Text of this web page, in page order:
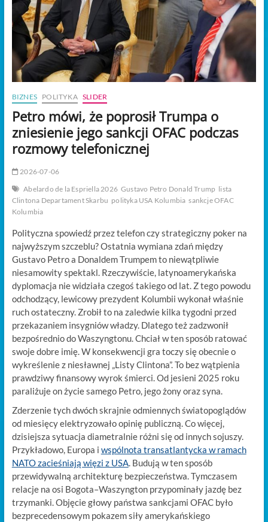
o
n
BIZNES POLITYKA SLIDER
Petro mówi, że poprosił Trumpa o
zniesienie jego sankcji OFAC podczas
rozmowy telefonicznej
2026-07-06
Abelardo de la Espriella 2026 Gustavo Petro Donald Trump lista
Clintona Departament Skarbu polityka USA Kolumbia sankcje OFAC
Kolumbia
Polityczna spowiedź przez telefon czy strategiczny poker na
najwyższym szczeblu? Ostatnia wymiana zdań między
Gustavo Petro a Donaldem Trumpem to niewątpliwie
niesamowity spektakl. Rzeczywiście, latynoamerykańska
dyplomacja nie widziała czegoś takiego od lat. Z tego powodu
odchodzący, lewicowy prezydent Kolumbii wykonał właśnie
ruch ostateczny. Zrobił to na zaledwie kilka tygodni przed
przekazaniem insygniów władzy. Dlatego też zadzwonił
bezpośrednio do Waszyngtonu. Chciał w ten sposób ratować
swoje dobre imię. W konsekwencji gra toczy się obecnie o
wykreślenie z niesławnej „Listy Clintona”. To bez wątpienia
prawdziwy finansowy wyrok śmierci. Od jesieni 2025 roku
paraliżuje on życie samego Petro, jego żony oraz syna.
Zderzenie tych dwóch skrajnie odmiennych światopoglądów
od miesięcy elektryzowało opinię publiczną. Co więcej,
dzisiejsza sytuacja diametralnie różni się od innych sojuszy.
Przykładowo, Europa i wspólnota transatlantycka w ramach
NATO zacieśniają więzi z USA. Budują w ten sposób
przewidywalną architekturę bezpieczeństwa. Tymczasem
relacje na osi Bogota–Waszyngton przypominały jazdę bez
trzymanki. Objęcie głowy państwa sankcjami OFAC było
bezprecedensowym pokazem siły amerykańskiego